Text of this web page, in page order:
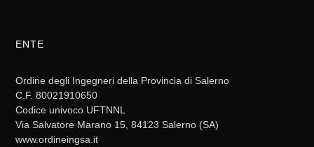
ENTE
Ordine degli Ingegneri della Provincia di Salerno
C.F. 80021910650
Codice univoco UFTNNL
Via Salvatore Marano 15, 84123 Salerno (SA)
www.ordineingsa.it